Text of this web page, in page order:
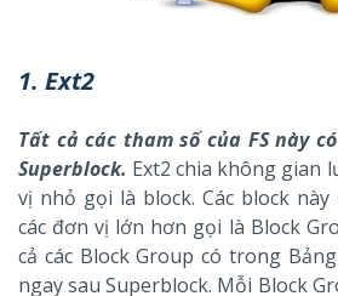
1. Ext2
Tất cả các tham số của FS này
Superblock. Ext2 chia không gian
vị nhỏ gọi là block. Các block
các đơn vị lớn hơn gọi là Block
cả các Block Group có trong
ngay sau Superblock. Mỗi Block